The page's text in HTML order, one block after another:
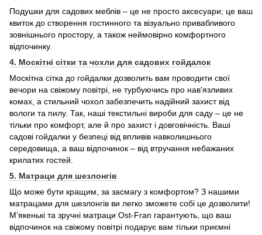
Подушки для садових меблів – це не просто аксесуари; це ваш
квиток до створення гостинного та візуально привабливого
зовнішнього простору, а також неймовірно комфортного
відпочинку.
4. Москітні сітки та чохли для садових гойдалок
Москітна сітка до гойдалки дозволить вам проводити свої
вечори на свіжому повітрі, не турбуючись про нав'язливих
комах, а стильний чохол забезпечить надійний захист від
вологи та пилу. Так, наші текстильні вироби для саду – це не
тільки про комфорт, але й про захист і довговічність. Ваші
садові гойдалки у безпеці від впливів навколишнього
середовища, а ваш відпочинок – від втручання небажаних
крилатих гостей.
5. Матраци для шезлонгів
Що може бути кращим, за засмагу з комфортом? З нашими
матрацами для шезлонгів ви легко зможете собі це дозволити!
М’якенькі та зручні матраци Ost-Fran гарантують, що ваш
відпочинок на свіжому повітрі подарує вам тільки приємні